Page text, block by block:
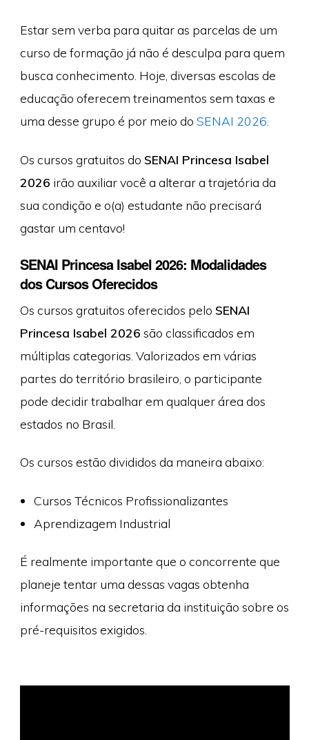
Estar sem verba para quitar as parcelas de um
curso de formação já não é desculpa para quem
busca conhecimento. Hoje, diversas escolas de
educação oferecem treinamentos sem taxas e
uma desse grupo é por meio do SENAI 2026
Os cursos gratuitos do SENAI Princesa Isabel
2026 irão auxiliar você a alterar a trajetória da
sua condição e o(a) estudante não precisará
gastar um centavo!
SENAI Princesa Isabel 2026: Modalidades
dos Cursos Oferecidos
Os cursos gratuitos oferecidos pelo SENAI
Princesa Isabel 2026 são classificados em
múltiplas categorias. Valorizados em várias
partes do território brasileiro, o participante
pode decidir trabalhar em qualquer área dos
estados no Brasil.
Os cursos estão divididos da maneira abaixo:
Cursos Técnicos Profissionalizantes
Aprendizagem Industrial
É realmente importante que o concorrente que
planeje tentar uma dessas vagas obtenha
informações na secretaria da instituição sobre os
pré-requisitos exigidos.